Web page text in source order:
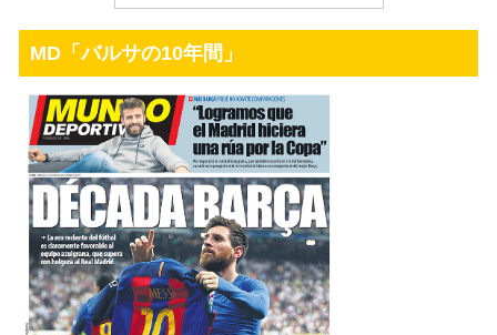
MD「バルサの10年間」